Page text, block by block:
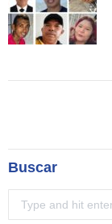
Buscar